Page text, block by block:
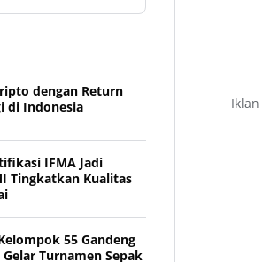
dengan Return
di Indonesia
IFMA Jadi
Tingkatkan Kualitas
55 Gandeng
Turnamen Sepak
Iklan